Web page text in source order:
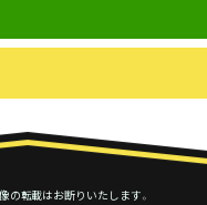
の転載はお断りいたします。